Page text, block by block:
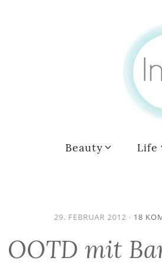
Beauty Life
29. FEBRUAR 2012 · 18
OOTD mit